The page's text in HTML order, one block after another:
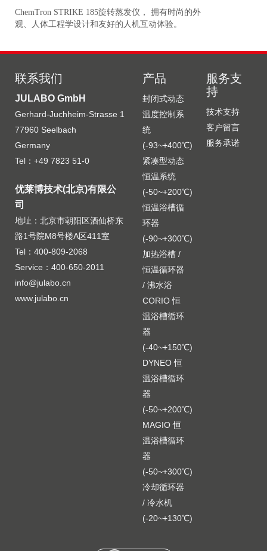
ChemTron STRIKE 185旋转蒸发仪， 拥有时尚的外
观、人体工程学设计和友好的人机互动体验。
联系我们
JULABO GmbH
Gerhard-Juchheim-Strasse 1
77960 Seelbach
Germany
Tel：+49 7823 51-0
优莱博技术(北京)有限公
司
地址：北京市朝阳区酒仙桥东
路1号院M8号楼A区411室
Tel：400-809-2068
Service：400-650-2011
info@julabo.cn
www.julabo.cn
产品
封闭式动态
温度控制系
统
(-93~+400℃)
紧凑型动态
恒温系统
(-50~+200℃)
恒温浴槽循
环器
(-90~+300℃)
加热浴槽 /
恒温循环器
/ 沸水浴
CORIO 恒
温浴槽循环
器
(-40~+150℃)
DYNEO 恒
温浴槽循环
器
(-50~+200℃)
MAGIO 恒
温浴槽循环
器
(-50~+300℃)
冷却循环器
/ 冷水机
(-20~+130℃)
服务支
持
技术支持
客户留言
服务承诺